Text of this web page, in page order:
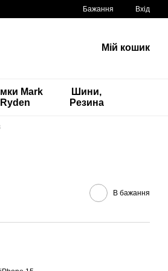
Бажання Вхід
Мій кошик
Mark
Ryden
Шини,
Резина
В бажання